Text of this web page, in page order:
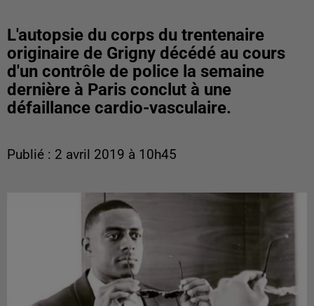
L'autopsie du corps du trentenaire
originaire de Grigny décédé au cours
d'un contrôle de police la semaine
dernière à Paris conclut à une
défaillance cardio-vasculaire.
Publié : 2 avril 2019 à 10h45